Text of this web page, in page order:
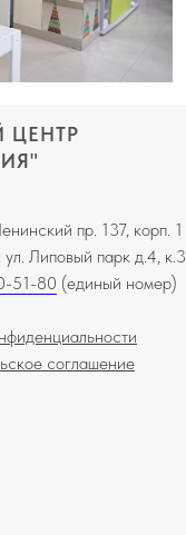
ЦЕНТР
пр. 137, корп. 1
Липовый парк д.4, к.3
51-80 (единый номер)
соглашение